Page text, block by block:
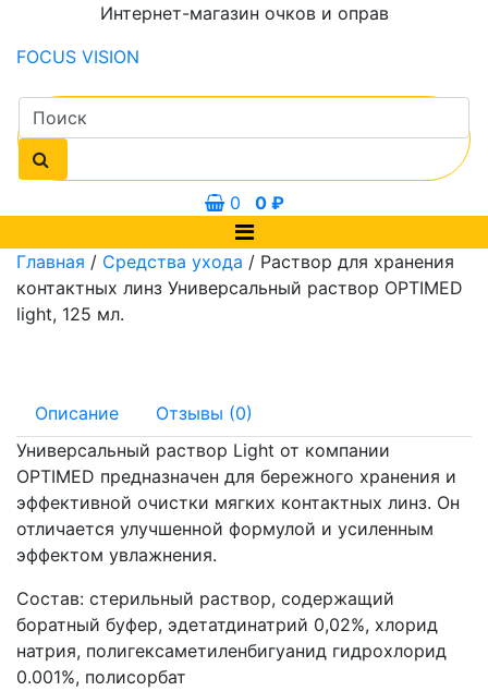
Интернет-магазин очков и оправ
FOCUS VISION
0 0 ₽
Главная / Средства ухода / Раствор для хранения
контактных линз Универсальный раствор OPTIMED
light, 125 мл.
Описание
Отзывы (0)
Универсальный раствор Light от компании
OPTIMED предназначен для бережного хранения и
эффективной очистки мягких контактных линз. Он
отличается улучшенной формулой и усиленным
эффектом увлажнения.
Состав: стерильный раствор, содержащий
боратный буфер, эдетатдинатрий 0,02%, хлорид
натрия, полигексаметиленбигуанид гидрохлорид
0.001%, полисорбат